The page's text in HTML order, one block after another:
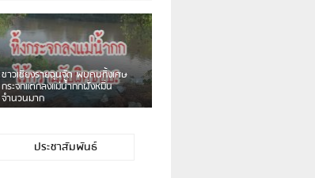
ชาวผาลั้ง โวย ไร้หน่วยงานดูแล
ดินสไลด์ ต้องจัดการกันเอง
ประชาสัมพันธ์